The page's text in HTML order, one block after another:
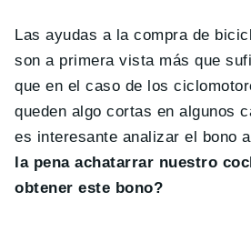
Las ayudas a la compra de
son a primera vista más que
que en el caso de los
queden algo cortas en algunos
es interesante analizar el bono
la pena achatarrar nuestro
obtener este bono?